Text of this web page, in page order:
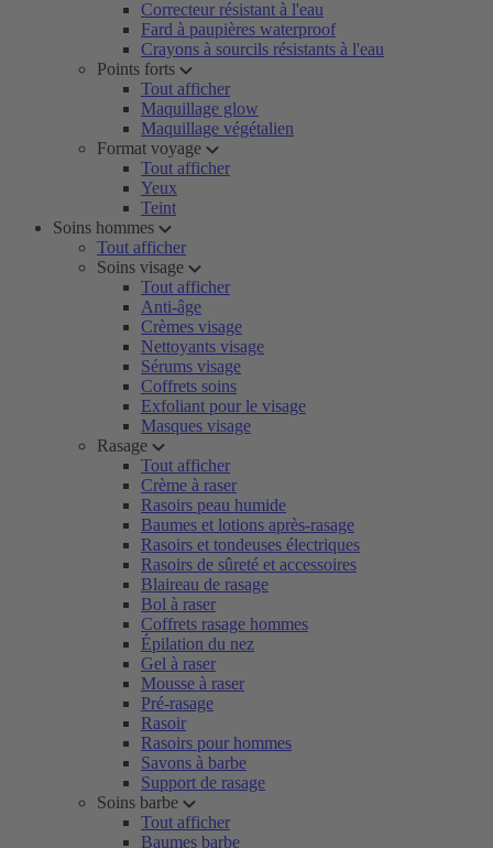
Correcteur résistant à l'eau
Fard à paupières waterproof
Crayons à sourcils résistants à l'eau
Points forts
Tout afficher
Maquillage glow
Maquillage végétalien
Format voyage
Tout afficher
Yeux
Teint
Soins hommes
Tout afficher
Soins visage
Tout afficher
Anti-âge
Crèmes visage
Nettoyants visage
Sérums visage
Coffrets soins
Exfoliant pour le visage
Masques visage
Rasage
Tout afficher
Crème à raser
Rasoirs peau humide
Baumes et lotions après-rasage
Rasoirs et tondeuses électriques
Rasoirs de sûreté et accessoires
Blaireau de rasage
Bol à raser
Coffrets rasage hommes
Épilation du nez
Gel à raser
Mousse à raser
Pré-rasage
Rasoir
Rasoirs pour hommes
Savons à barbe
Support de rasage
Soins barbe
Tout afficher
Baumes barbe